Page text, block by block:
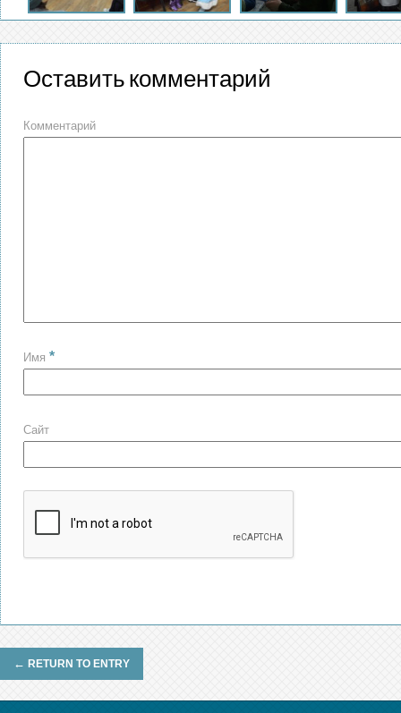
Оставить комментарий
Комментарий
Имя *
Сайт
← RETURN TO ENTRY